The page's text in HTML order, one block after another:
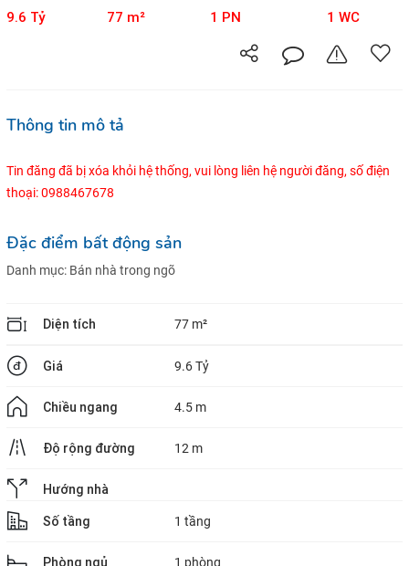
9.6 Tỷ 77 m² 1 PN 1 WC
Thông tin mô tả
Tin đăng đã bị xóa khỏi hệ thống, vui lòng liên hệ người đăng, số điện
thoại: 0988467678
Đặc điểm bất động sản
Danh mục: Bán nhà trong ngõ
Diện tích 77 m²
Giá 9.6 Tỷ
Chiều ngang 4.5 m
Độ rộng đường 12 m
Hướng nhà
Số tầng
1 tầng
Phòng ngủ 1 phòng